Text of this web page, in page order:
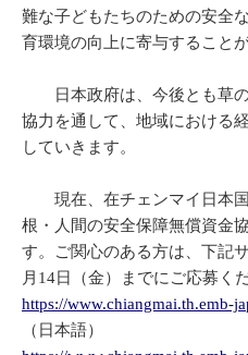
難な子どもたちのための安全
育環境の向上に寄与すること
日本政府は、今後とも草の
協力を通して、地域における
していきます。
現在、在チェンマイ日本国
根・人間の安全保障無償資金
す。ご関心のある方は、下記
月14日（金）までにご応募く
https://www.chiangmai.th.emb-
（日本語）